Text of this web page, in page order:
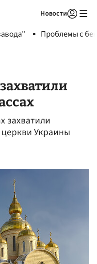
Новости
Проблемы с
захватили
Украины